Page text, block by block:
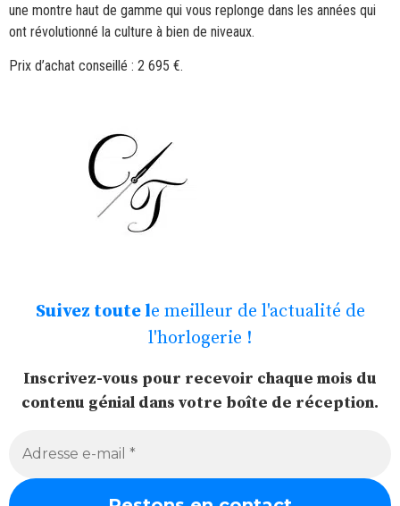
une montre haut de gamme qui vous replonge dans les années qui
ont révolutionné la culture à bien de niveaux.
Prix d’achat conseillé : 2 695 €.
Suivez toute le meilleur de l'actualité de
l'horlogerie !
Inscrivez-vous pour recevoir chaque mois du
contenu génial dans votre boîte de réception.